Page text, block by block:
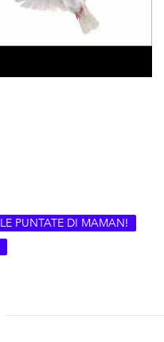
LE PUNTATE DI MAMAN!